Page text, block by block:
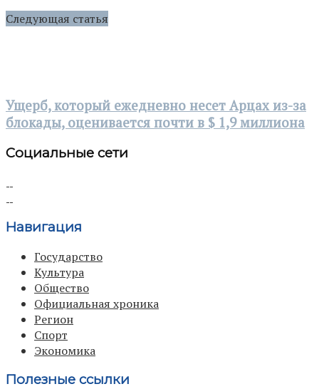
Следующая статья
Ущерб, который ежедневно несет Арцах из-за
блокады, оценивается почти в $ 1,9 миллиона
Социальные сети
Навигация
Государство
Культура
Общество
Официальная хроника
Регион
Спорт
Экономика
Полезные ссылки